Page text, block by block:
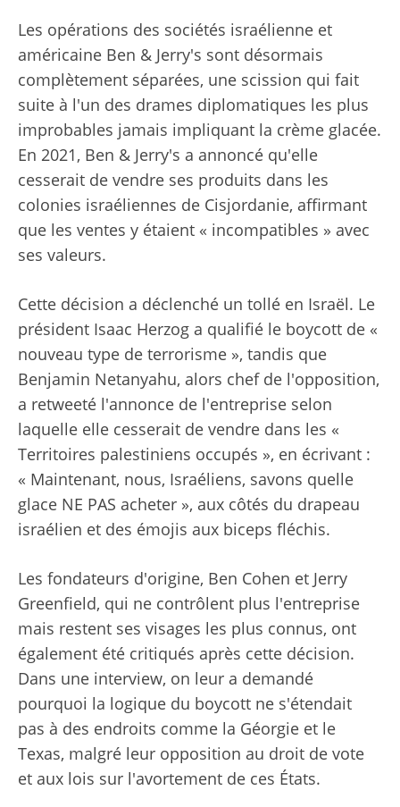
Les opérations des sociétés israélienne et
américaine Ben & Jerry's sont désormais
complètement séparées, une scission qui fait
suite à l'un des drames diplomatiques les plus
improbables jamais impliquant la crème glacée.
En 2021, Ben & Jerry's a annoncé qu'elle
cesserait de vendre ses produits dans les
colonies israéliennes de Cisjordanie, affirmant
que les ventes y étaient « incompatibles » avec
ses valeurs.
Cette décision a déclenché un tollé en Israël. Le
président Isaac Herzog a qualifié le boycott de «
nouveau type de terrorisme », tandis que
Benjamin Netanyahu, alors chef de l'opposition,
a retweeté l'annonce de l'entreprise selon
laquelle elle cesserait de vendre dans les «
Territoires palestiniens occupés », en écrivant :
« Maintenant, nous, Israéliens, savons quelle
glace NE PAS acheter », aux côtés du drapeau
israélien et des émojis aux biceps fléchis.
Les fondateurs d'origine, Ben Cohen et Jerry
Greenfield, qui ne contrôlent plus l'entreprise
mais restent ses visages les plus connus, ont
également été critiqués après cette décision.
Dans une interview, on leur a demandé
pourquoi la logique du boycott ne s'étendait
pas à des endroits comme la Géorgie et le
Texas, malgré leur opposition au droit de vote
et aux lois sur l'avortement de ces États.